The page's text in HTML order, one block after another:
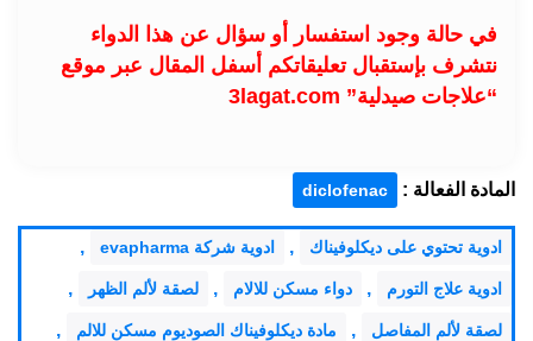
في حالة وجود استفسار أو سؤال عن هذا الدواء
نتشرف بإستقبال تعليقاتكم أسفل المقال عبر موقع
“علاجات صيدلية” 3lagat.com
المادة الفعالة : diclofenac
ادوية تحتوي على ديكلوفيناك , ادوية شركة evapharma ,
ادوية علاج التورم , دواء مسكن للالام , لصقة لألم الظهر ,
لصقة لألم المفاصل , مادة ديكلوفيناك الصوديوم مسكن للالم ,